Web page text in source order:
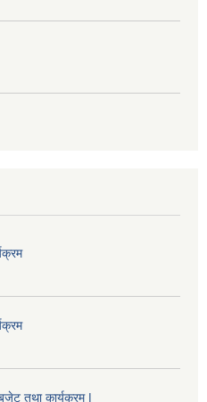
तथा कार्यक्रम |